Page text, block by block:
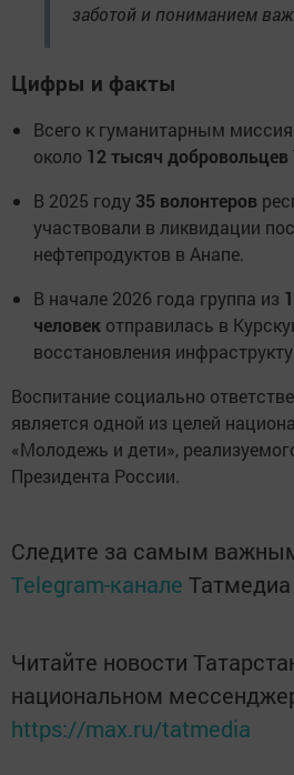
заботой и пониманием
Цифры и факты
Всего к гуманитарным
около 12 тысяч добровольцев
В 2025 году 35 волонтеров
участвовали в ликвидации
нефтепродуктов в Анапе.
В начале 2026 года группа из
человек отправилась в
восстановления
Воспитание социально
является одной из целей
«Молодежь и дети»,
Президента России.
Следите за самым
Telegram-канале Татмедиа
Читайте новости
национальном
https://max.ru/tatmedia